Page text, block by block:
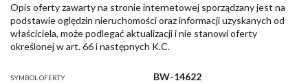
Opis oferty zawarty na stronie internetowej sporządzany jest na
podstawie oględzin nieruchomości oraz informacji uzyskanych od
właściciela, może podlegać aktualizacji i nie stanowi oferty
określonej w art. 66 i następnych K.C.
SYMBOL OFERTY BW-14622